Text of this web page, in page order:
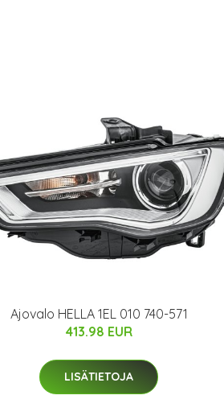
Ajovalo HELLA 1EL 010 740-571
413.98 EUR
LISÄTIETOJA